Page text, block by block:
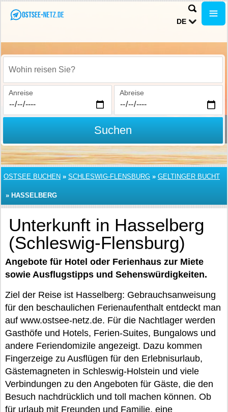
DE
Wohin reisen Sie?
Anreise Abreise
Suchen
OSTSEE BUCHEN » SCHLESWIG-FLENSBURG » GELTINGER BUCHT
» HASSELBERG
Unterkunft in Hasselberg
(Schleswig-Flensburg)
Angebote für Hotel oder Ferienhaus zur Miete
sowie Ausflugstipps und Sehenswürdigkeiten.
Ziel der Reise ist Hasselberg: Gebrauchsanweisung
für den beschaulichen Ferienaufenthalt entdeckt man
auf www.ostsee-netz.de. Für die Nachtlager werden
Gasthöfe und Hotels, Ferien-Suites, Bungalows und
andere Feriendomizile angezeigt. Dazu kommen
Fingerzeige zu Ausflügen für den Erlebnisurlaub,
Gästemagneten in Schleswig-Holstein und viele
Verbindungen zu den Angeboten für Gäste, die den
Besuch nachdrücklich und toll machen können. Ob
für urlaub mit Freunden und Familie, eine